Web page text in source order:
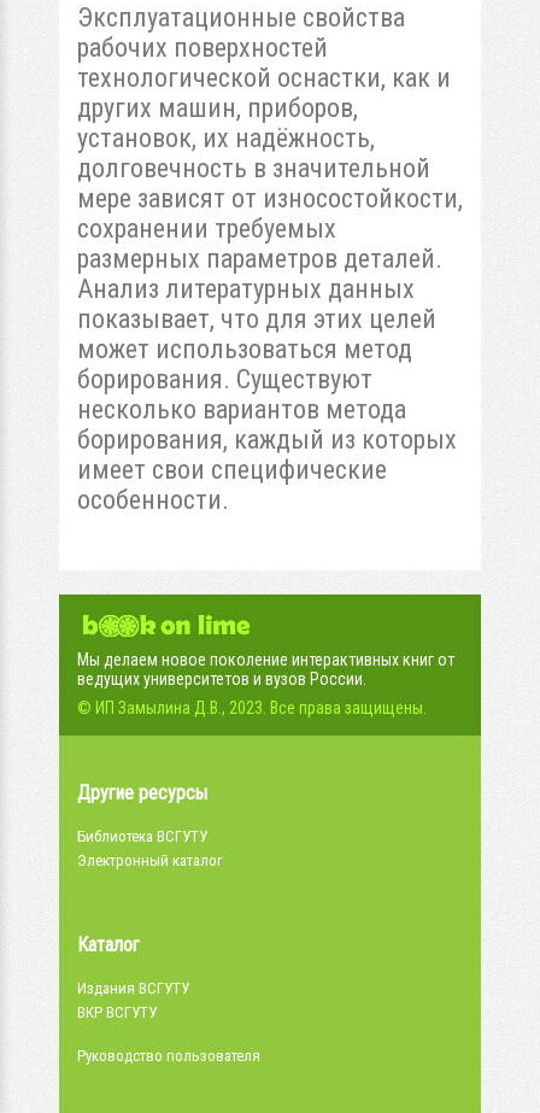
Эксплуатационные свойства
рабочих поверхностей
технологической оснастки, как и
других машин, приборов,
установок, их надёжность,
долговечность в значительной
мере зависят от износостойкости,
сохранении требуемых
размерных параметров деталей.
Анализ литературных данных
показывает, что для этих целей
может использоваться метод
борирования. Существуют
несколько вариантов метода
борирования, каждый из которых
имеет свои специфические
особенности.
Мы делаем новое поколение интерактивных книг от
ведущих университетов и вузов России.
© ИП Замылина Д.В., 2023. Все права защищены.
Другие ресурсы
Библиотека ВСГУТУ
Электронный каталог
Каталог
Издания ВСГУТУ
ВКР ВСГУТУ
Руководство пользователя